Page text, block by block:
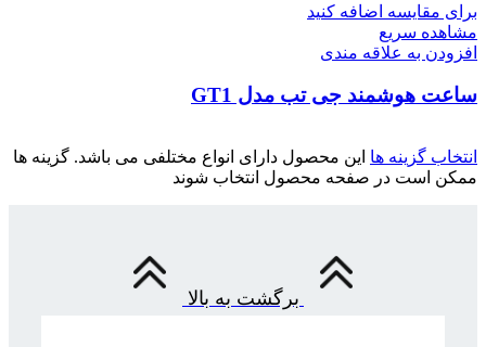
برای مقایسه اضافه کنید
مشاهده سریع
افزودن به علاقه مندی
ساعت هوشمند جی تب مدل GT1
انتخاب گزینه ها این محصول دارای انواع مختلفی می باشد. گزینه ها
ممکن است در صفحه محصول انتخاب شوند
برگشت به بالا